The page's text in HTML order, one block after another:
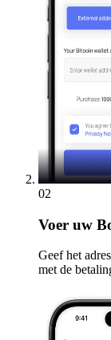
02
Voer uw
Geef het
met de